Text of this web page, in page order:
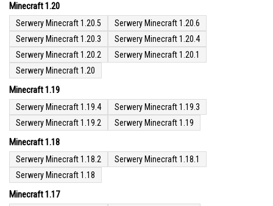
Minecraft 1.20
Serwery Minecraft 1.20.5
Serwery Minecraft 1.20.6
Serwery Minecraft 1.20.3
Serwery Minecraft 1.20.4
Serwery Minecraft 1.20.2
Serwery Minecraft 1.20.1
Serwery Minecraft 1.20
Minecraft 1.19
Serwery Minecraft 1.19.4
Serwery Minecraft 1.19.3
Serwery Minecraft 1.19.2
Serwery Minecraft 1.19
Minecraft 1.18
Serwery Minecraft 1.18.2
Serwery Minecraft 1.18.1
Serwery Minecraft 1.18
Minecraft 1.17